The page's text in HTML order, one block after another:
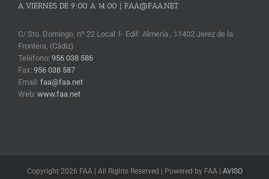
A VIERNES DE 9:00 A 14:00 | FAA@FAA.NET
C/ Sto. Domingo, nº 22 Local 1- Edif. Almería , 11402 Jerez de la
Frontera, (Cádiz)
Teléfono: 956 038 586
Fax: 956 038 587
Email: faa@faa.net
Web: www.faa.net
Copyright 2026 FAA | All Rights Reserved | Powered by FAA | AVISO